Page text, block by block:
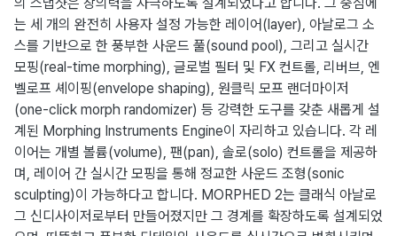
는 세 개의 완전히 사용자 설정 가능한 레이어(layer), 아날로그 소
스를 기반으로 한 풍부한 사운드 풀(sound pool), 그리고 실시간
모핑(real-time morphing), 글로벌 필터 및 FX 컨트롤, 리버브, 엔
벨로프 셰이핑(envelope shaping), 원클릭 모프 랜더마이저
(one-click morph randomizer) 등 강력한 도구를 갖춘 새롭게 설
계된 Morphing Instruments Engine이 자리하고 있습니다. 각 레
이어는 개별 볼륨(volume), 팬(pan), 솔로(solo) 컨트롤을 제공하
며, 레이어 간 실시간 모핑을 통해 정교한 사운드 조형(sonic
sculpting)이 가능하다고 합니다. MORPHED 2는 클래식 아날로
그 신디사이저로부터 만들어졌지만 그 경계를 확장하도록 설계되었